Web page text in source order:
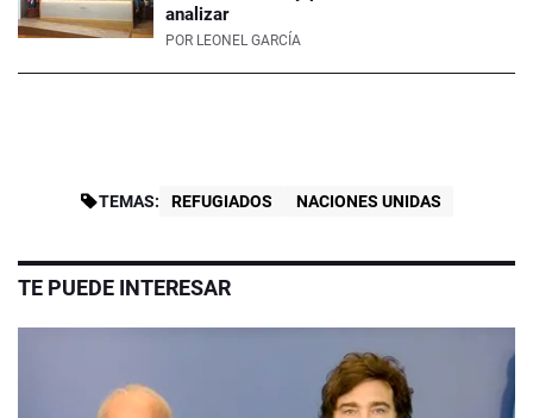
analizar
POR LEONEL GARCÍA
TEMAS: REFUGIADOS NACIONES UNIDAS
TE PUEDE INTERESAR